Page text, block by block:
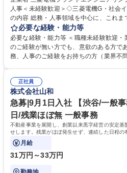
人事＜未経験歓迎＞◇三菱電機G・社会イ
の内容 総務・人事領域を中心に、これ
します。 ＜具体的には＞ ・総務/人事労務（給与・社保・勤怠管理など）
・採用・教育研修 ・福利厚生運用 など
採用や教育等の業務内容により、関西圏
出張もございます。 ※担当業務を持ちつ
必要な経験・能力等
必要な経験・能力等 ＜職種未経験歓迎
のご経験が無い方でも、意欲のある方で
務、人事のご経験をお持ちの方（業界不問） ■求める人物像：・社
正社員
株式会社山和
急募|9月1日入社 【渋谷/一般
日/残業ほぼ無 一般事務
不動産事業を展開し、創業以来黒字経営の安定
せします。残業がほぼ発生せず、連続した日程の
い方にお勧めの環境です！
月給
31万円～33万円